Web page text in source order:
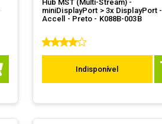
Hub MST (Multi-Stream) -
miniDisplayPort > 3x DisplayPort -
Accell - Preto - K088B-003B
Indisponível